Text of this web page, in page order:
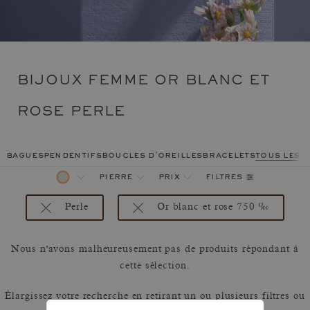
BIJOUX FEMME OR BLANC ET
ROSE PERLE
baguespendentifsboucles d'oreillesbraceletstous les
pierre prix filtres
Or blanc et rose 750 ‰
Perle
Nous n'avons malheureusement pas de produits répondant à
cette sélection.
Élargissez votre recherche en retirant un ou plusieurs filtres ou